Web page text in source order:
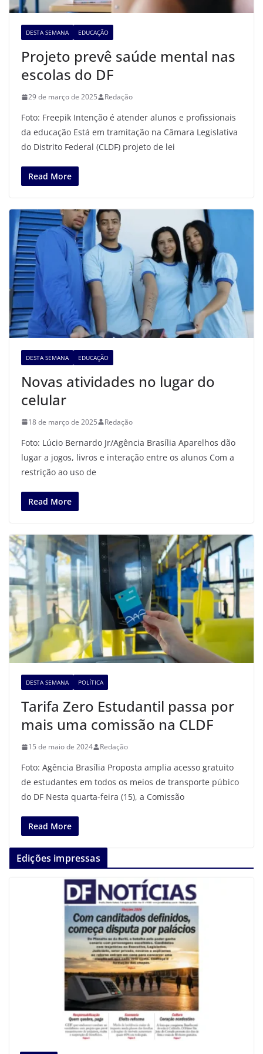
DESTA SEMANA EDUCAÇÃO
Projeto prevê saúde mental nas
escolas do DF
29 de março de 2025 Redação
Foto: Freepik Intenção é atender alunos e profissionais
da educação Está em tramitação na Câmara Legislativa
do Distrito Federal (CLDF) projeto de lei
Read More
DESTA SEMANA EDUCAÇÃO
Novas atividades no lugar do
celular
18 de março de 2025 Redação
Foto: Lúcio Bernardo Jr/Agência Brasília Aparelhos dão
lugar a jogos, livros e interação entre os alunos Com a
restrição ao uso de
Read More
DESTA SEMANA POLÍTICA
Tarifa Zero Estudantil passa por
mais uma comissão na CLDF
15 de maio de 2024 Redação
Foto: Agência Brasília Proposta amplia acesso gratuito
de estudantes em todos os meios de transporte púbico
do DF Nesta quarta-feira (15), a Comissão
Read More
Edições impressas